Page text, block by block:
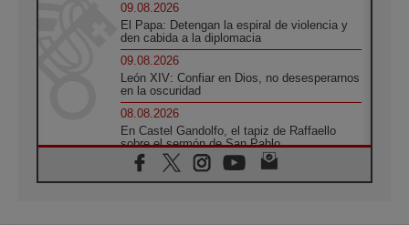
09.08.2026
El Papa: Detengan la espiral de violencia y
den cabida a la diplomacia
09.08.2026
León XIV: Confiar en Dios, no desesperarnos
en la oscuridad
08.08.2026
En Castel Gandolfo, el tapiz de Raffaello
sobre el sermón de San Pablo
08.08.2026
En Colombia, «la paz no se compra con una